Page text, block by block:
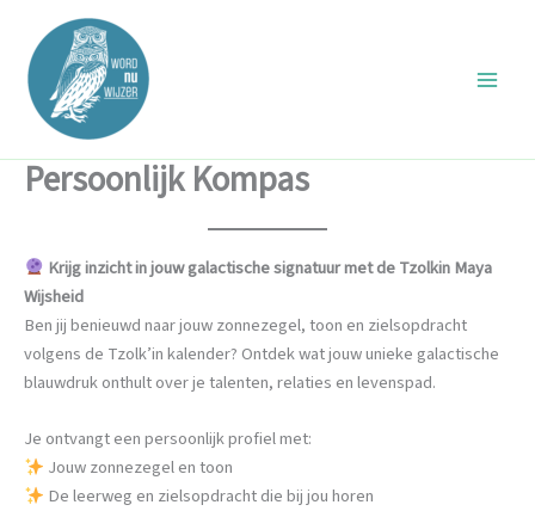
inhoud
Persoonlijk Kompas
Krijg inzicht in jouw galactische signatuur met de Tzolkin Maya
Wijsheid
Ben jij benieuwd naar jouw zonnezegel, toon en zielsopdracht
volgens de Tzolk’in kalender? Ontdek wat jouw unieke galactische
blauwdruk onthult over je talenten, relaties en levenspad.
Je ontvangt een persoonlijk profiel met:
Jouw zonnezegel en toon
De leerweg en zielsopdracht die bij jou horen